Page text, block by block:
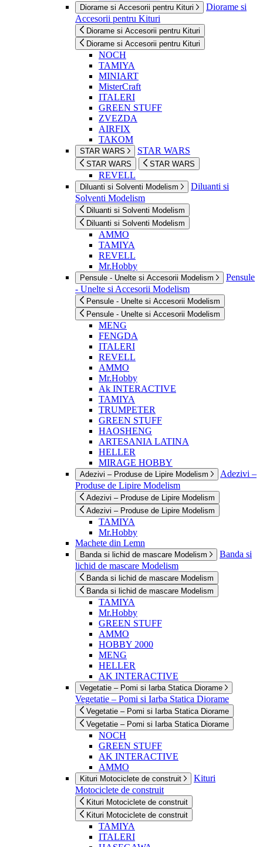
Diorame si Accesorii pentru Kituri
Diorame si
Accesorii pentru Kituri
Diorame si Accesorii pentru Kituri
Diorame si Accesorii pentru Kituri
NOCH
TAMIYA
MINIART
MisterCraft
ITALERI
GREEN STUFF
ZVEZDA
AIRFIX
TAKOM
STAR WARS STAR WARS
STAR WARS STAR WARS
REVELL
Diluanti si Solventi Modelism
Diluanti si
Solventi Modelism
Diluanti si Solventi Modelism
Diluanti si Solventi Modelism
AMMO
TAMIYA
REVELL
Mr.Hobby
Pensule - Unelte si Accesorii Modelism
Pensule
- Unelte si Accesorii Modelism
Pensule - Unelte si Accesorii Modelism
Pensule - Unelte si Accesorii Modelism
MENG
FENGDA
ITALERI
REVELL
AMMO
Mr.Hobby
Ak INTERACTIVE
TAMIYA
TRUMPETER
GREEN STUFF
HAOSHENG
ARTESANIA LATINA
HELLER
MIRAGE HOBBY
Adezivi – Produse de Lipire Modelism
Adezivi –
Produse de Lipire Modelism
Adezivi – Produse de Lipire Modelism
Adezivi – Produse de Lipire Modelism
TAMIYA
Mr.Hobby
Machete din Lemn
Banda si lichid de mascare Modelism
Banda si
lichid de mascare Modelism
Banda si lichid de mascare Modelism
Banda si lichid de mascare Modelism
TAMIYA
Mr.Hobby
GREEN STUFF
AMMO
HOBBY 2000
MENG
HELLER
AK INTERACTIVE
Vegetatie – Pomi si Iarba Statica Diorame
Vegetatie – Pomi si Iarba Statica Diorame
Vegetatie – Pomi si Iarba Statica Diorame
Vegetatie – Pomi si Iarba Statica Diorame
NOCH
GREEN STUFF
AK INTERACTIVE
AMMO
Kituri Motociclete de construit
Kituri
Motociclete de construit
Kituri Motociclete de construit
Kituri Motociclete de construit
TAMIYA
ITALERI